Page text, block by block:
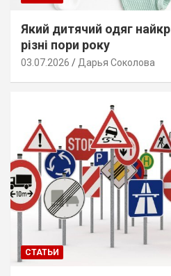
Який дитячий одяг
різні пори року
03.07.2026 Дарья Соколова
СТАТЬИ